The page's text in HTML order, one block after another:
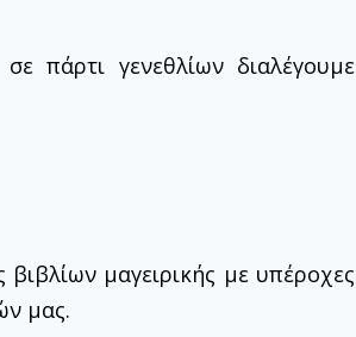
πάρτι γενεθλίων διαλέγουμε
μαγειρικής με υπέροχες
μας.